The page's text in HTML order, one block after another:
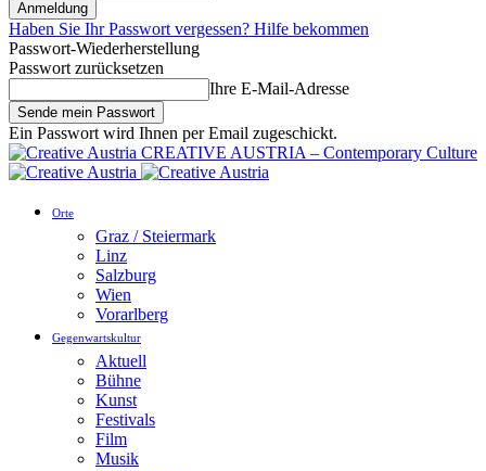
Haben Sie Ihr Passwort vergessen? Hilfe bekommen
Passwort-Wiederherstellung
Passwort zurücksetzen
Ihre E-Mail-Adresse
Ein Passwort wird Ihnen per Email zugeschickt.
CREATIVE AUSTRIA – Contemporary Culture
Orte
Graz / Steiermark
Linz
Salzburg
Wien
Vorarlberg
Gegenwartskultur
Aktuell
Bühne
Kunst
Festivals
Film
Musik